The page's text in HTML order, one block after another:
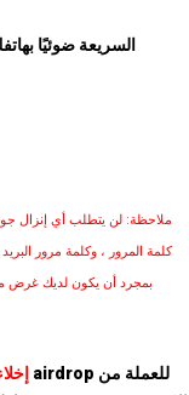
السريعة ضوئيًا
ملاحظة: لن يتطلب أي إنزال
كلمة المرور ، وكلمة مرور
بمجرد أن يكون لديك غرض